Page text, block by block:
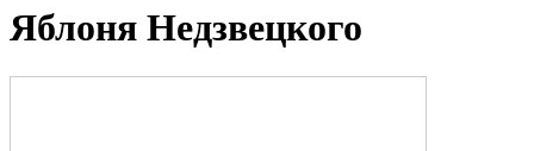
Яблоня Недзвецкого